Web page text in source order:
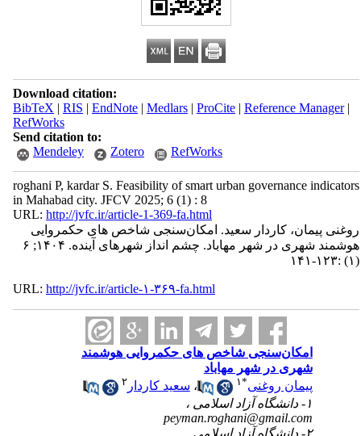
Download citation:
BibTeX | RIS | EndNote| Medlars| ProCite| Reference Manager|
RefWorks
Send citation to:
Mendeley
Zotero RefWorks
roghani P, kardar S. Feasibility of smart urban governance indicators
in Mahabad city. JFCV 2025; 6 (1) : 8
URL: http://jvfc.ir/article-1-369-fa.html
روغنی پیمان، کاردار سعید. امکان‌سنجی شاخص های حکمروایی
هوشمند شهری در شهر مهاباد. چشم انداز شهرهای آینده. ۱۴۰۴; ۶
(۱) :۱۲۳-۱۴۱
URL: http://jvfc.ir/article-۱-۳۶۹-fa.html
امکان‌سنجی شاخص های حکمروایی هوشمند
شهری در شهر مهاباد
پیمان روغنی*۱ ، سعید کاردار ۲
۱- دانشگاه آزاد اسلامی ،
peyman.roghani@gmail.com
۲- دانشگاه آزاد اسلامی